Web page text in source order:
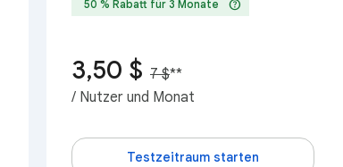
50 % Rabatt für 3 Monate help
3,50 $ 7 $**
/ Nutzer und Monat
Testzeitraum starten